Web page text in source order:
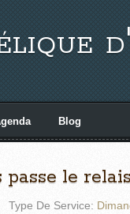
Blog
passe le relais
Type De Service: